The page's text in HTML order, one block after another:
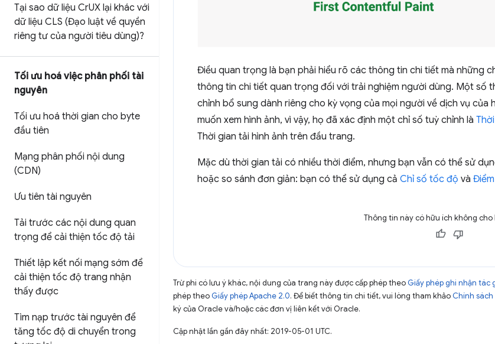
Tại sao dữ liệu CrUX lại khác với
dữ liệu CLS (Đạo luật về quyền
riêng tư của người tiêu dùng)?
Tối ưu hoá việc phân phối tài
nguyên
Tối ưu hoá thời gian cho byte
đầu tiên
Mạng phân phối nội dung
(CDN)
Ưu tiên tài nguyên
Tải trước các nội dung quan
trọng để cải thiện tốc độ tải
Thiết lập kết nối mạng sớm để
cải thiện tốc độ trang nhận
thấy được
Tìm nạp trước tài nguyên để
tăng tốc độ di chuyển trong
Điều quan trọng là bạn phải hiểu rõ các thông tin chi tiết mà những
thông tin chi tiết quan trọng đối với trải nghiệm người dùng. Một số
chỉnh bổ sung dành riêng cho kỳ vọng của mọi người về dịch vụ
muốn xem hình ảnh, vì vậy, họ đã xác định một chỉ số tuỳ chỉnh là
Thời gian tải hình ảnh trên đầu trang.
Mặc dù thời gian tải có nhiều thời điểm, nhưng bạn vẫn có thể sử
hoặc so sánh đơn giản: bạn có thể sử dụng cả Chỉ số tốc độ và
Thông tin này có hữu ích không cho
Trừ phi có lưu ý khác, nội dung của trang này được cấp phép theo Giấy phép ghi nhận tác
phép theo Giấy phép Apache 2.0. Để biết thông tin chi tiết, vui lòng tham khảo Chính
ký của Oracle và/hoặc các đơn vị liên kết với Oracle.
Cập nhật lần gần đây nhất: 2019-05-01 UTC.